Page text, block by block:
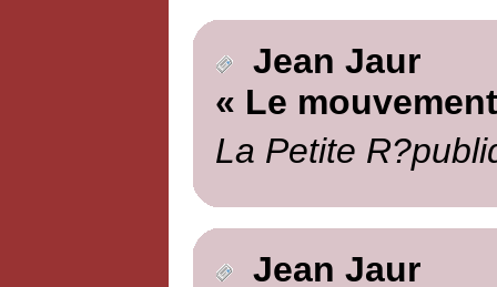
Jean Jaur
« Le
La Petite
Jean Jaur